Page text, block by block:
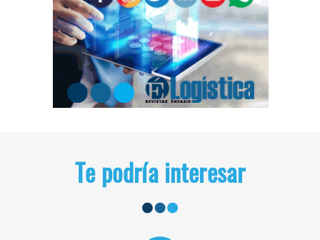
Te podría interesar